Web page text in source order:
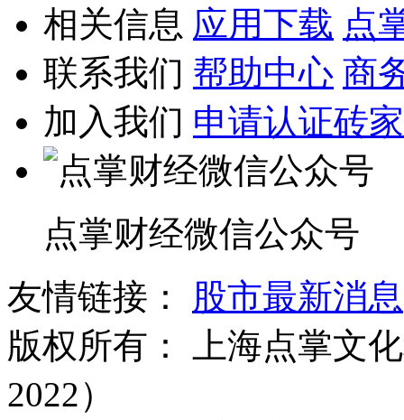
相关信息 应用下载 点
联系我们 帮助中心 商
加入我们 申请认证砖家
点掌财经微信公众号
友情链接：
股市最新消息
版权所有：
上海点掌文
2022）